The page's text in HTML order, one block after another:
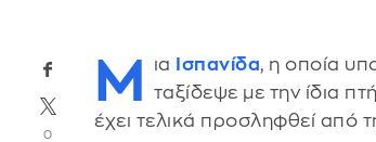
0
Μ ια Ισπανίδα, η οποία
ταξίδεψε με την ίδια
έχει τελικά προσληφθεί από